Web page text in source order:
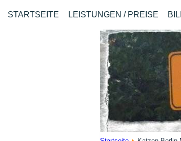
STARTSEITE LEISTUNGEN / PREISE